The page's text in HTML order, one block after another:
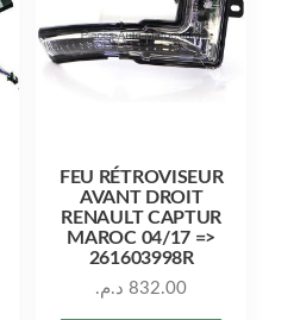
FEU RÉTROVISEUR
AVANT DROIT
RENAULT CAPTUR
MAROC 04/17 =>
261603998R
832.00 د.م.